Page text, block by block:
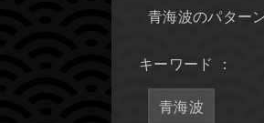
青海波のパター
キーワード ：
青海波